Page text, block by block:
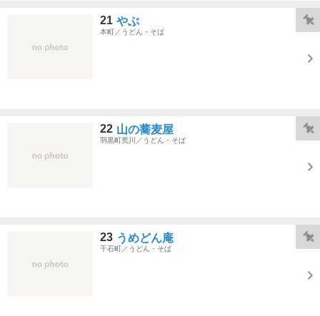
21 やぶ
本町／うどん・そば
22 山の蕎麦屋
羽黒町荒川／うどん・そば
23 うめどん庵
千石町／うどん・そば